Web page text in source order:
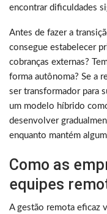
encontrar dificuldades
Antes de fazer a
consegue estabelecer
cobranças externas?
forma autônoma? Se a
ser transformador para
um modelo híbrido
desenvolver
enquanto mantém
Como as
equipes
A gestão remota eficaz